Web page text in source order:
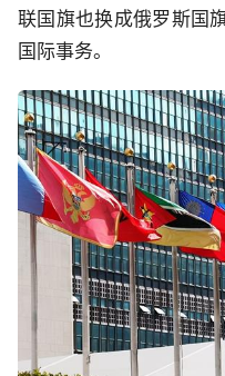
联国旗也换成俄罗斯国
国际事务。